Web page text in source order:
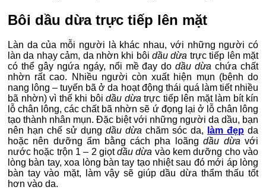
Bôi dầu dừa trực tiếp lên mặt
Làn da của mỗi người là khác nhau, với những người có
làn da nhạy cảm, da nhờn khi bôidầu dừa trực tiếp lên mặt
có thể gây ngứa ngáy, nổi mề đay dodầu dừa chứa chất
nhờn rất cao. Nhiều người còn xuất hiện mụn (bệnh do
nang lông – tuyến bã ở da hoạt động thái quá làm tiết nhiều
bã nhờn) vì thế khi bôi dầu dừatrực tiếp lên mặt làm bít kín
lỗ chân lông, các chất bã nhờn sẽ ứ đọng lại ở lỗ chân lông
tạo thành nhân mụn. Đặc biệt với những người da dầu, bạn
nên hạn chế sử dụng dầu dừa chăm sóc da, làm đẹp da
hoặc nên dưỡng ẩm bằng cách pha loãngdầu dừavới
nước hoặc trộn 1 – 2 giọtdầu dừa vào kem dưỡng cho vào
lòng bàn tay, xoa lòng bàn tay tạo nhiệt sau đó mới áp lòng
bàn tay vào mặt, làm vậy sẽ giúp dầu dừa thẩm thấu tốt
hơn vào da.